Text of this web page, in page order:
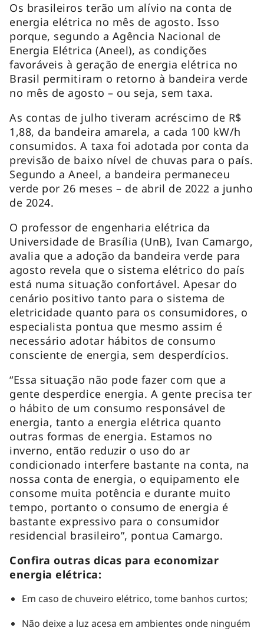
Os brasileiros terão um alívio na conta de
energia elétrica no mês de agosto. Isso
porque, segundo a Agência Nacional de
Energia Elétrica (Aneel), as condições
favoráveis à geração de energia elétrica no
Brasil permitiram o retorno à bandeira verde
no mês de agosto – ou seja, sem taxa.
As contas de julho tiveram acréscimo de R$
1,88, da bandeira amarela, a cada 100 kW/h
consumidos. A taxa foi adotada por conta da
previsão de baixo nível de chuvas para o país.
Segundo a Aneel, a bandeira permaneceu
verde por 26 meses – de abril de 2022 a junho
de 2024.
O professor de engenharia elétrica da
Universidade de Brasília (UnB), Ivan Camargo,
avalia que a adoção da bandeira verde para
agosto revela que o sistema elétrico do país
está numa situação confortável. Apesar do
cenário positivo tanto para o sistema de
eletricidade quanto para os consumidores, o
especialista pontua que mesmo assim é
necessário adotar hábitos de consumo
consciente de energia, sem desperdícios.
“Essa situação não pode fazer com que a
gente desperdice energia. A gente precisa ter
o hábito de um consumo responsável de
energia, tanto a energia elétrica quanto
outras formas de energia. Estamos no
inverno, então reduzir o uso do ar
condicionado interfere bastante na conta, na
nossa conta de energia, o equipamento ele
consome muita potência e durante muito
tempo, portanto o consumo de energia é
bastante expressivo para o consumidor
residencial brasileiro”, pontua Camargo.
Confira outras dicas para economizar
energia elétrica:
Em caso de chuveiro elétrico, tome banhos curtos;
Não deixe a luz acesa em ambientes onde ninguém